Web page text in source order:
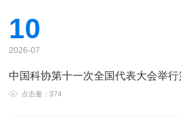
10
2026-07
点击量：374